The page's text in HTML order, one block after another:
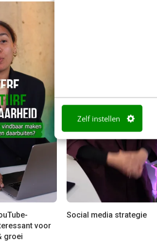
Zelf instellen
voor
groei
Social media strategie